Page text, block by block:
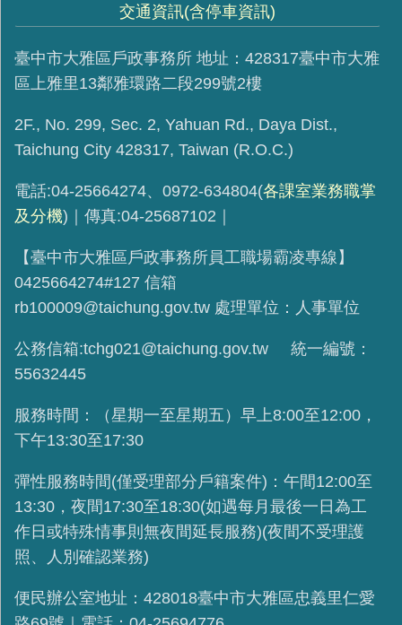
交通資訊(含停車資訊)
臺中市大雅區戶政事務所 地址：428317臺中市大雅
區上雅里13鄰雅環路二段299號2樓
2F., No. 299, Sec. 2, Yahuan Rd., Daya Dist.,
Taichung City 428317, Taiwan (R.O.C.)
電話:04-25664274、0972-634804(各課室業務職掌
及分機)｜傳真:04-25687102｜
【臺中市大雅區戶政事務所員工職場霸凌專線】
0425664274#127 信箱
rb100009@taichung.gov.tw 處理單位：人事單位
公務信箱:tchg021@taichung.gov.tw 統一編號：
55632445
服務時間：（星期一至星期五）早上8:00至12:00，
下午13:30至17:30
彈性服務時間(僅受理部分戶籍案件)：午間12:00至
13:30，夜間17:30至18:30(如遇每月最後一日為工
作日或特殊情事則無夜間延長服務)(夜間不受理護
照、人別確認業務)
便民辦公室地址：428018臺中市大雅區忠義里仁愛